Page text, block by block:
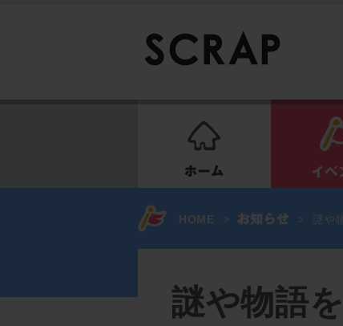
HOME > > 謎や
謎や物語